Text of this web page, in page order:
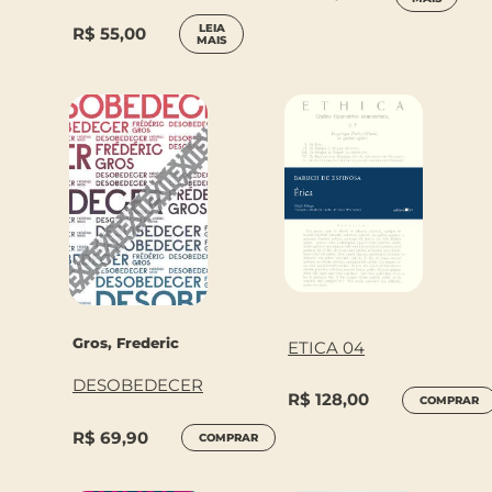
EXPERIÊNCIA
R$ 55,00
LEIA
MAIS
Gros, Frederic
DESOBEDECER
R$ 69,90 COMPRAR
ETICA 04
R$ 128,00 COMPRAR